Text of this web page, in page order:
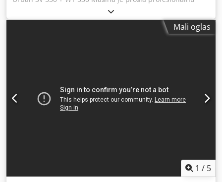
mehaničku službu. Spremni za polazak. Poslaću video
snimak rada mašine na WhatsApp-u. Dedpfxjnzh Abe Ac
Mali oglas
1 / 5